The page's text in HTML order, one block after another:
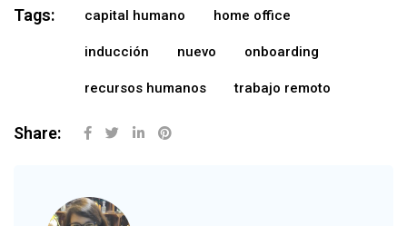
Tags: capital humano home office
inducción nuevo onboarding
recursos humanos trabajo remoto
Share: